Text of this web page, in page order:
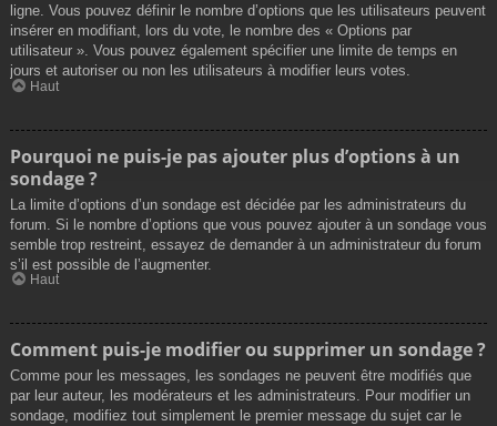
ligne. Vous pouvez définir le nombre d’options que les utilisateurs peuvent
insérer en modifiant, lors du vote, le nombre des « Options par
utilisateur ». Vous pouvez également spécifier une limite de temps en
jours et autoriser ou non les utilisateurs à modifier leurs votes.
Haut
Pourquoi ne puis-je pas ajouter plus d’options à un
sondage ?
La limite d’options d’un sondage est décidée par les administrateurs du
forum. Si le nombre d’options que vous pouvez ajouter à un sondage vous
semble trop restreint, essayez de demander à un administrateur du forum
s’il est possible de l’augmenter.
Haut
Comment puis-je modifier ou supprimer un sondage ?
Comme pour les messages, les sondages ne peuvent être modifiés que
par leur auteur, les modérateurs et les administrateurs. Pour modifier un
sondage, modifiez tout simplement le premier message du sujet car le